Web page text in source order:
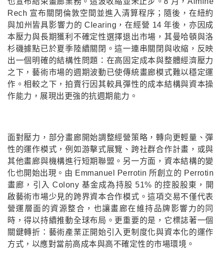
Rech 宣布關閉倫敦空間並進入清算程序；隨後，在紐約
與加州皆具影響力的 Clearing，在經營 14 年後，亦因成
本壓力與長期獲利不確定性選擇退出市場，其曼哈頓與洛
杉磯據點已於夏季陸續關閉。這一連串關閉與收縮，反映
出一個明確的結構性問題：在高固定成本與整體經濟壓力
之下，藝術市場的週期波動已使傳統畫廊模式難以穩定運
作。相較之下，拍賣行因其較具彈性的成本結構與資本操
作能力，展現出更強的抗週期能力。
面對壓力，部分畫廊開始調整經營策略，轉向更輕量、彈
性的運作模式，例如游擊式展覽、跨社群合作計畫，或與
其他畫廊與機構進行短期聯盟。另一方面，資本結構的變
化也開始出現。由 Emmanuel Perrotin 所創立的 Perrotin
畫廊，引入 Colony 基金成為持股 51% 的控股股東，開
啟藝術市場少見的跨界資本合作模式。這項交易不僅代表
營運層面的資源整合，也讓畫廊在維持品牌影響力的同
時，得以持續推動全球布局。更重要的是，它標誌著一個
關鍵轉折：藝術產業正開始引入更制度化與資本化的運作
方式，以應對當前高成本與高不確定性的市場環境。